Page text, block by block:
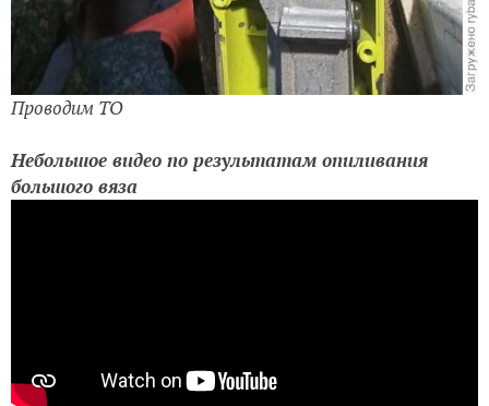
Проводим ТО
Небольшое видео по результатам опиливания
большого вяза